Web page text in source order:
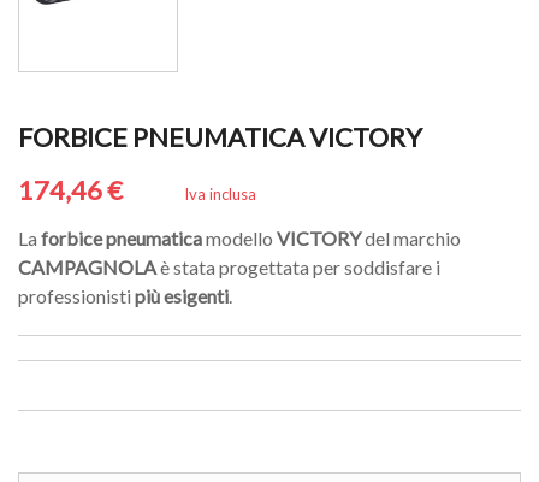
FORBICE PNEUMATICA VICTORY
174,46 €
Iva inclusa
La forbice pneumaticamodello VICTORYdel marchio
CAMPAGNOLAè stata progettata per soddisfare i
professionisti più esigenti.